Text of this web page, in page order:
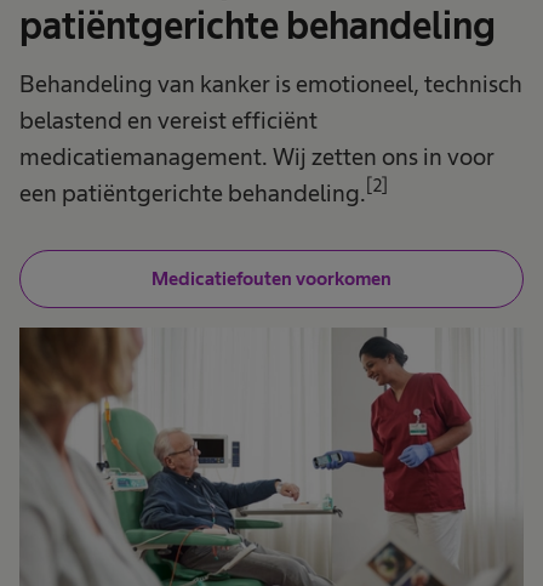
patiëntgerichte behandeling
Behandeling van kanker is emotioneel, technisch
belastend en vereist efficiënt
medicatiemanagement. Wij zetten ons in voor
een patiëntgerichte behandeling.[2]
Medicatiefouten voorkomen